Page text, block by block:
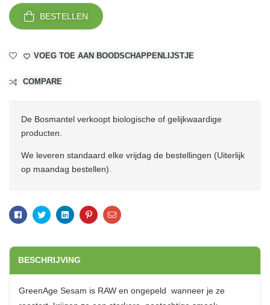
BESTELLEN
VOEG TOE AAN BOODSCHAPPENLIJSTJE
COMPARE
De Bosmantel verkoopt biologische of gelijkwaardige
producten.
We leveren standaard elke vrijdag de bestellingen (Uiterlijk
op maandag bestellen).
Facebook
TwitterLinkedinPinterestEmail
BESCHRIJVING
GreenAge Sesam is RAW en ongepeld  wanneer je ze